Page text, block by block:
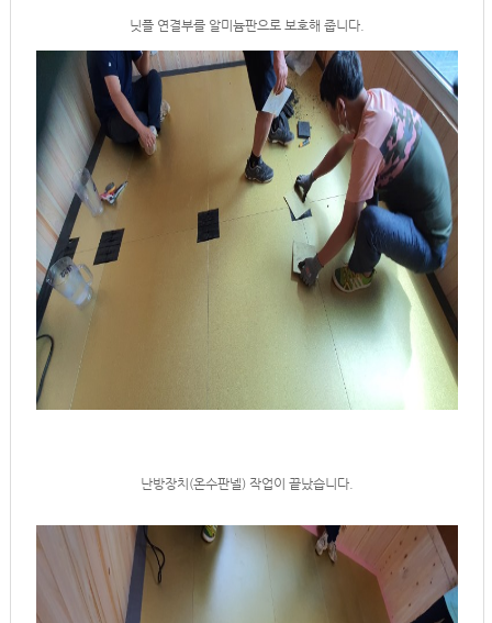
닛플 연결부를 알미늄판으로 보호해 줍니다.
난방장치(온수판넬) 작업이 끝났습니다.